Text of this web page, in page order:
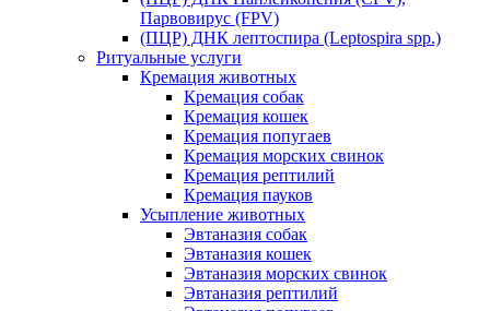
Парвовирус (FPV)
(ПЦР) ДНК лептоспира (Leptospira spp.)
Ритуальные услуги
Кремация животных
Кремация собак
Кремация кошек
Кремация попугаев
Кремация морских свинок
Кремация рептилий
Кремация пауков
Усыпление животных
Эвтаназия собак
Эвтаназия кошек
Эвтаназия морских свинок
Эвтаназия рептилий